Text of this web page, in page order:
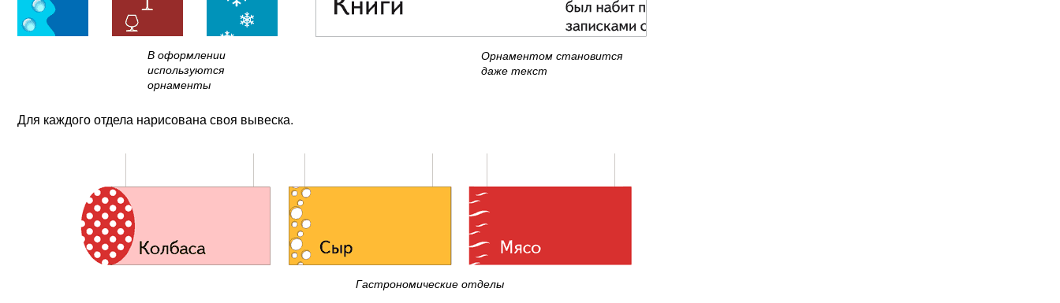
В оформлении
используются
орнаменты
Орнаментом становится
даже текст
Для каждого отдела нарисована своя вывеска.
Гастрономические отделы